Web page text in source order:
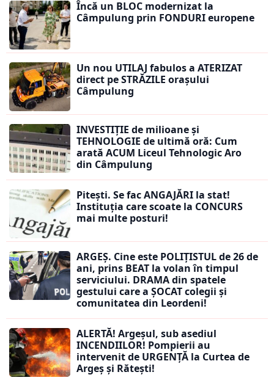
Încă un BLOC modernizat la
Câmpulung prin FONDURI europene
Un nou UTILAJ fabulos a ATERIZAT
direct pe STRĂZILE orașului
Câmpulung
INVESTIȚIE de milioane și
TEHNOLOGIE de ultimă oră: Cum
arată ACUM Liceul Tehnologic Aro
din Câmpulung
Pitești. Se fac ANGAJĂRI la stat!
Instituția care scoate la CONCURS
mai multe posturi!
ARGEȘ. Cine este POLIȚISTUL de 26 de
ani, prins BEAT la volan în timpul
serviciului. DRAMA din spatele
gestului care a ȘOCAT colegii și
comunitatea din Leordeni!
ALERTĂ! Argeșul, sub asediul
INCENDIILOR! Pompierii au
intervenit de URGENȚĂ la Curtea de
Argeș și Rătești!